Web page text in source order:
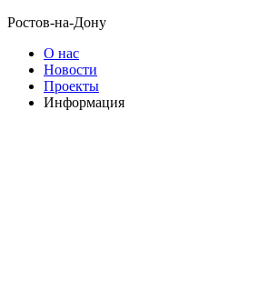
Ростов-на-Дону
О нас
Новости
Проекты
Информация